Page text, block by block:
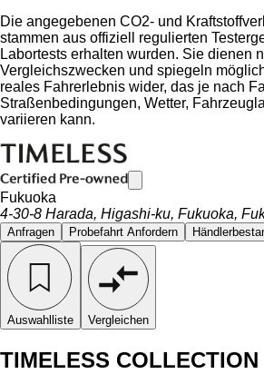
Die angegebenen CO2- und
stammen aus offiziell regulierten
Labortests erhalten wurden. Sie dienen
Vergleichszwecken und spiegeln
reales Fahrerlebnis wider, das je nach
Straßenbedingungen, Wetter,
variieren kann.
Fukuoka
4-30-8 Harada, Higashi-ku, Fukuoka,
Anfragen Probefahrt Anfordern
Auswahlliste Vergleichen
TIMELESS COLLECTION